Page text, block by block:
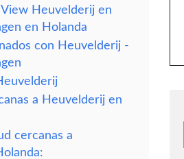
Heuvelderij en
en Holanda
con Heuvelderij -
a Heuvelderij en
cercanas a